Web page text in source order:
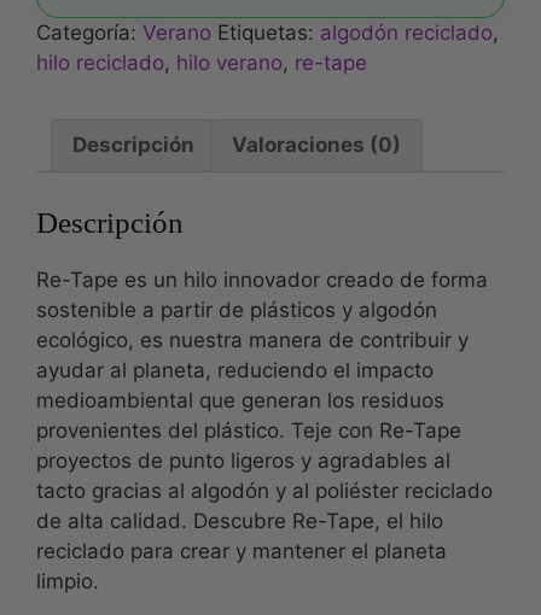
Categoría: Verano Etiquetas: algodón reciclado,
hilo reciclado, hilo verano, re-tape
Descripción Valoraciones (0)
Descripción
Re-Tape es un hilo innovador creado de forma
sostenible a partir de plásticos y algodón
ecológico, es nuestra manera de contribuir y
ayudar al planeta, reduciendo el impacto
medioambiental que generan los residuos
provenientes del plástico. Teje con Re-Tape
proyectos de punto ligeros y agradables al
tacto gracias al algodón y al poliéster reciclado
de alta calidad. Descubre Re-Tape, el hilo
reciclado para crear y mantener el planeta
limpio.